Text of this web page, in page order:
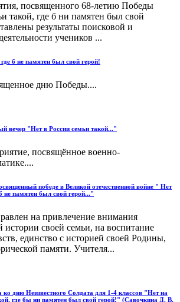
посвященного 68-летию Победы
такой, где б ни памятен был свой
результаты поисковой и
учеников ...
б не памятен был свой герой!
дню Победы....
вечер "Нет в России семьи такой..."
посвящённое военно-
победе в Великой отечественной войне " Нет
не памятен был свой герой..."
на привлечение внимания
истории своей семьи, на воспитание
единство с историей своей Родины,
памяти. Учителя...
ко дню Неизвестного Солдата для 1-4 классов "Нет на
где бы ни памятен был свой герой!" (Савочкина Д. В.